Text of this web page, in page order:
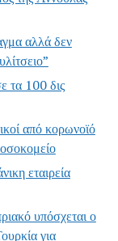
αλλά δεν
τα 100 δις
από κορωνοϊό
εταιρεία
υπόσχεται ο
για